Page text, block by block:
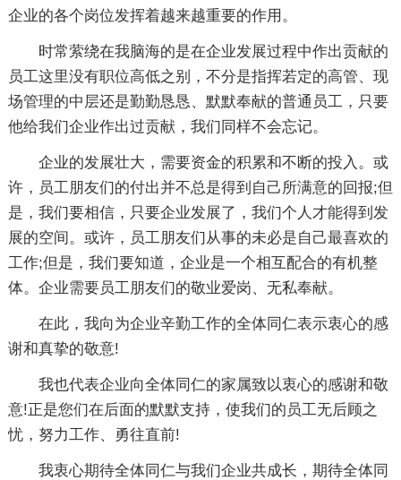
企业的各个岗位发挥着越来越重要的作用。
时常萦绕在我脑海的是在企业发展过程中作出贡献的
员工这里没有职位高低之别，不分是指挥若定的高管、现
场管理的中层还是勤勤恳恳、默默奉献的普通员工，只要
他给我们企业作出过贡献，我们同样不会忘记。
企业的发展壮大，需要资金的积累和不断的投入。或
许，员工朋友们的付出并不总是得到自己所满意的回报;但
是，我们要相信，只要企业发展了，我们个人才能得到发
展的空间。或许，员工朋友们从事的未必是自己最喜欢的
工作;但是，我们要知道，企业是一个相互配合的有机整
体。企业需要员工朋友们的敬业爱岗、无私奉献。
在此，我向为企业辛勤工作的全体同仁表示衷心的感
谢和真挚的敬意!
我也代表企业向全体同仁的家属致以衷心的感谢和敬
意!正是您们在后面的默默支持，使我们的员工无后顾之
忧，努力工作、勇往直前!
我衷心期待全体同仁与我们企业共成长，期待全体同